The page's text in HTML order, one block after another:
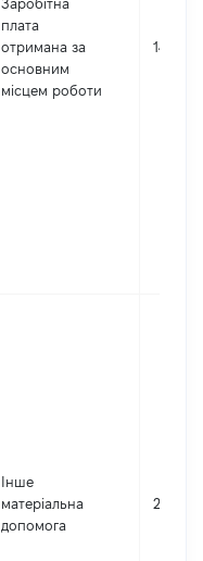
Заробітна
плата
отримана за
основним
місцем роботи
1416181
Інше
матеріальна
допомога
267